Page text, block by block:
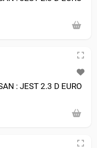
: JEST 2.3 D EURO